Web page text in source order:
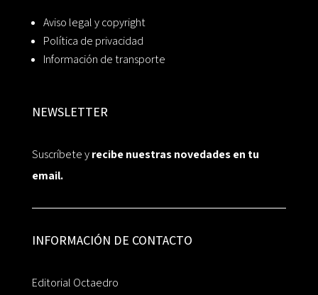
Aviso legal y copyright
Política de privacidad
Información de transporte
NEWSLETTER
Suscríbete yrecibe nuestras novedades en tu
email.
INFORMACIÓN DE CONTACTO
Editorial Octaedro